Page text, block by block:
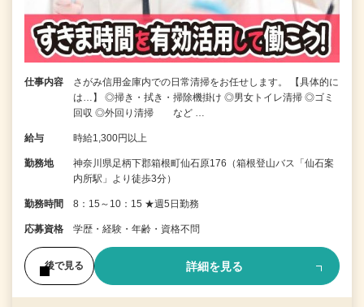
仕事内容
さがみ信用金庫内での日常清掃をお任せします。 【具体的に
は…】 ◎掃き・拭き・掃除機掛け ◎男女トイレ清掃 ◎ゴミ
回収 ◎外回り清掃 など …
給与 時給1,300円以上
勤務地
神奈川県足柄下郡箱根町仙石原176（箱根登山バス「仙石案
内所駅」より徒歩3分）
勤務時間 8：15～10：15 ★週5日勤務
応募資格 学歴・経験・年齢・資格不問
後で見る 詳細を見る